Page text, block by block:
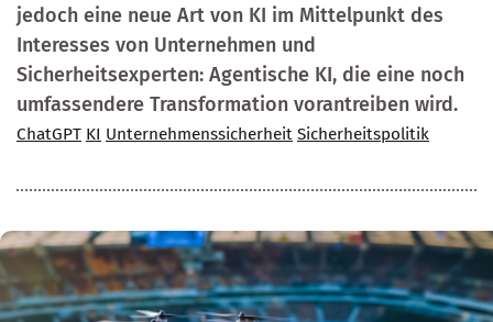
jedoch eine neue Art von KI im Mittelpunkt des
Interesses von Unternehmen und
Sicherheitsexperten: Agentische KI, die eine noch
umfassendere Transformation vorantreiben wird.
ChatGPT KI Unternehmenssicherheit Sicherheitspolitik